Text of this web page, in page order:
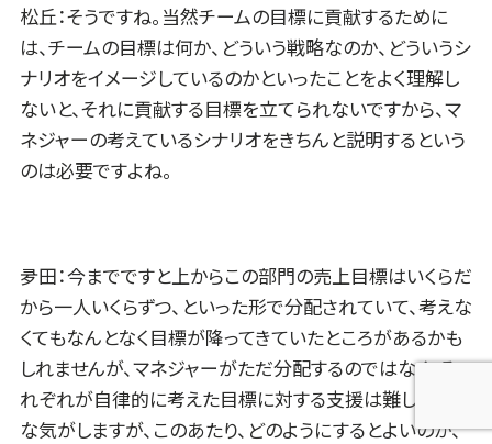
松丘：そうですね。当然チームの目標に貢献するために
は、チームの目標は何か、どういう戦略なのか、どういうシ
ナリオをイメージしているのかといったことをよく理解し
ないと、それに貢献する目標を立てられないですから、マ
ネジャーの考えているシナリオをきちんと説明するという
のは必要ですよね。
夛田：今までですと上からこの部門の売上目標はいくらだ
から一人いくらずつ、といった形で分配されていて、考えな
くてもなんとなく目標が降ってきていたところがあるかも
しれませんが、マネジャーがただ分配するのではなく、そ
れぞれが自律的に考えた目標に対する支援は難しいよう
な気がしますが、このあたり、どのようにするとよいのか、